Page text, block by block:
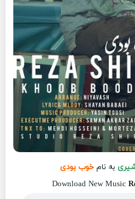
به نامخوب بودی
Download New Music